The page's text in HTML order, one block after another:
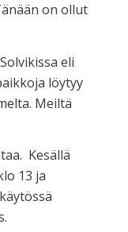
on ollut
eli
löytyy
Meiltä
Kesällä
13 ja